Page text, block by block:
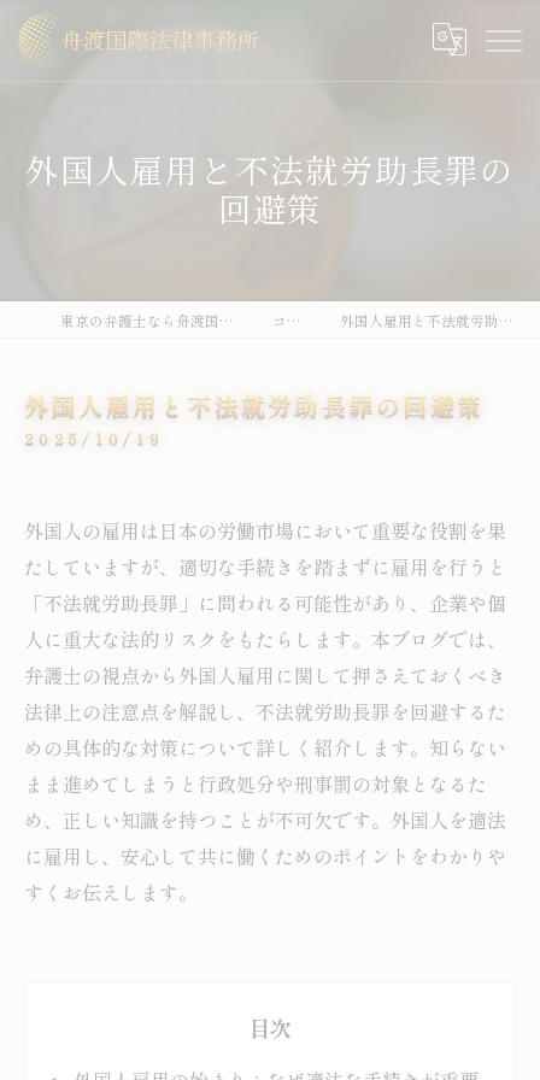
外国人雇用と不法就労助長罪の
回避策
東京の弁護士なら舟渡国際法律事務所 コラム 外国人雇用と不法就労助長罪の回避策
外国人雇用と不法就労助長罪の回避策
2025/10/19
外国人の雇用は日本の労働市場において重要な役割を果
たしていますが、適切な手続きを踏まずに雇用を行うと
「不法就労助長罪」に問われる可能性があり、企業や個
人に重大な法的リスクをもたらします。本ブログでは、
弁護士の視点から外国人雇用に関して押さえておくべき
法律上の注意点を解説し、不法就労助長罪を回避するた
めの具体的な対策について詳しく紹介します。知らない
まま進めてしまうと行政処分や刑事罰の対象となるた
め、正しい知識を持つことが不可欠です。外国人を適法
に雇用し、安心して共に働くためのポイントをわかりや
すくお伝えします。
目次